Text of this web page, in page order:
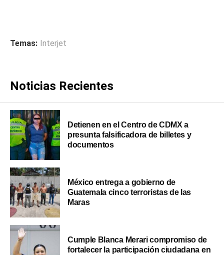
Temas: Interjet
Noticias Recientes
Detienen en el Centro de CDMX a
presunta falsificadora de billetes y
documentos
México entrega a gobierno de
Guatemala cinco terroristas de las
Maras
Cumple Blanca Merari compromiso de
fortalecer la participación ciudadana en